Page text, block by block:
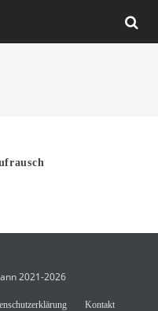
2021-2026
Kontakt